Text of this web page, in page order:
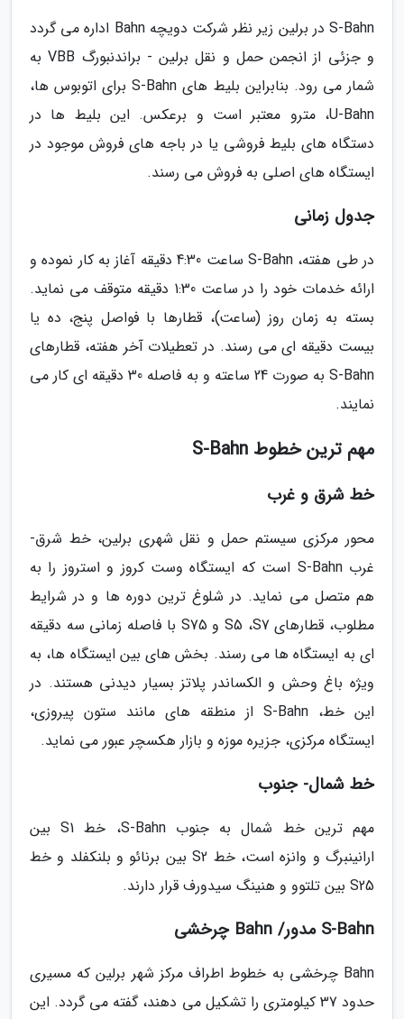
S-Bahn در برلین زیر نظر شرکت دویچه Bahn اداره می گردد
و جزئی از انجمن حمل و نقل برلین - براندنبورگ VBB به
شمار می رود. بنابراین بلیط های S-Bahn برای اتوبوس ها،
U-Bahn، مترو معتبر است و برعکس. این بلیط ها در
دستگاه های بلیط فروشی یا در باجه های فروش موجود در
ایستگاه های اصلی به فروش می رسند.
جدول زمانی
در طی هفته، S-Bahn ساعت 4:30 دقیقه آغاز به کار نموده و
ارائه خدمات خود را در ساعت 1:30 دقیقه متوقف می نماید.
بسته به زمان روز (ساعت)، قطارها با فواصل پنج، ده یا
بیست دقیقه ای می رسند. در تعطیلات آخر هفته، قطارهای
S-Bahn به صورت 24 ساعته و به فاصله 30 دقیقه ای کار می
نمایند.
مهم ترین خطوط S-Bahn
خط شرق و غرب
محور مرکزی سیستم حمل و نقل شهری برلین، خط شرق-
غرب S-Bahn است که ایستگاه وست کروز و استروز را به
هم متصل می نماید. در شلوغ ترین دوره ها و در شرایط
مطلوب، قطارهای S5 ،S7 و S75 با فاصله زمانی سه دقیقه
ای به ایستگاه ها می رسند. بخش های بین ایستگاه ها، به
ویژه باغ وحش و الکساندر پلاتز بسیار دیدنی هستند. در
این خط، S-Bahn از منطقه های مانند ستون پیروزی،
ایستگاه مرکزی، جزیره موزه و بازار هکسچر عبور می نماید.
خط شمال- جنوب
مهم ترین خط شمال به جنوب S-Bahn، خط S1 بین
ارانینبرگ و وانزه است، خط S2 بین برنائو و بلنکفلد و خط
S25 بین تلتوو و هنینگ سیدورف قرار دارند.
S-Bahn مدور/ Bahn چرخشی
Bahn چرخشی به خطوط اطراف مرکز شهر برلین که مسیری
حدود 37 کیلومتری را تشکیل می دهند، گفته می گردد. این